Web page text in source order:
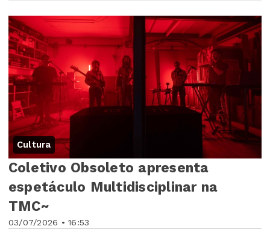
Cultura
03/07/2026 • 16:53
Coletivo Obsoleto apresenta
espetáculo Multidisciplinar na
TMC~